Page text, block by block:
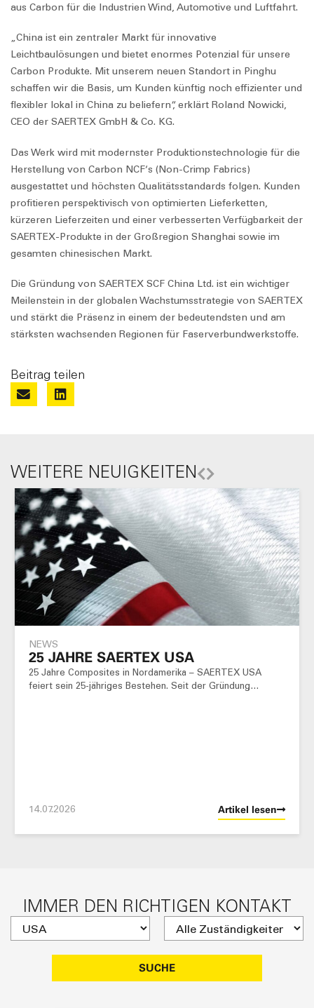
aus Carbon für die Industrien Wind, Automotive und Luftfahrt.
„China ist ein zentraler Markt für innovative
Leichtbaulösungen und bietet enormes Potenzial für unsere
Carbon Produkte. Mit unserem neuen Standort in Pinghu
schaffen wir die Basis, um Kunden künftig noch effizienter und
flexibler lokal in China zu beliefern“, erklärt Roland Nowicki,
CEO der SAERTEX GmbH & Co. KG.
Das Werk wird mit modernster Produktionstechnologie für die
Herstellung von Carbon NCF‘s (Non-Crimp Fabrics)
ausgestattet und höchsten Qualitätsstandards folgen. Kunden
profitieren perspektivisch von optimierten Lieferketten,
kürzeren Lieferzeiten und einer verbesserten Verfügbarkeit der
SAERTEX-Produkte in der Großregion Shanghai sowie im
gesamten chinesischen Markt.
Die Gründung von SAERTEX SCF China Ltd. ist ein wichtiger
Meilenstein in der globalen Wachstumsstrategie von SAERTEX
und stärkt die Präsenz in einem der bedeutendsten und am
stärksten wachsenden Regionen für Faserverbundwerkstoffe.
Beitrag teilen
WEITERE NEUIGKEITEN
NEWS
25 JAHRE SAERTEX USA
25 Jahre Composites in Nordamerika – SAERTEX USA
feiert sein 25-jähriges Bestehen. Seit der Gründung…
14.07.2026 Artikel lesen
IMMER DEN RICHTIGEN KONTAKT
SUCHE